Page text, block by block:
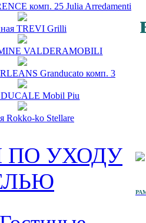
комп. 25 Julia Arredamenti
TREVI Grilli
VALDERAMOBILI
Granducato комп. 3
Mobil Piu
Rokko-ko Stellare
ПО УХОДУ